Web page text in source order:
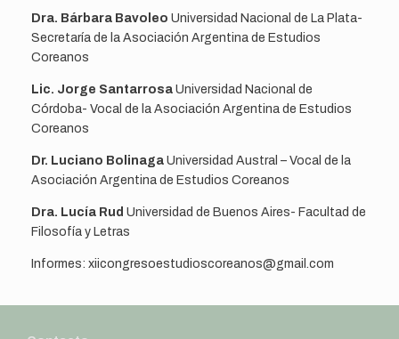
Dra. Bárbara Bavoleo Universidad Nacional de La Plata-
Secretaría de la Asociación Argentina de Estudios
Coreanos
Lic. Jorge Santarrosa Universidad Nacional de
Córdoba- Vocal de la Asociación Argentina de Estudios
Coreanos
Dr. Luciano Bolinaga Universidad Austral – Vocal de la
Asociación Argentina de Estudios Coreanos
Dra. Lucía Rud Universidad de Buenos Aires- Facultad de
Filosofía y Letras
Informes: xiicongresoestudioscoreanos@gmail.com